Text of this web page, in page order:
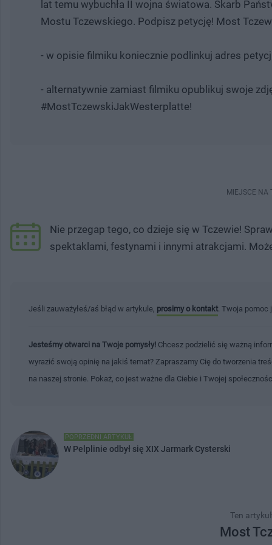
lat temu wybuchła II wojna światowa. Skarb
Mostu Tczewskiego. Podpisz petycję! Most
- w opisie filmiku koniecznie podlinkuj adres
- alternatywnie zamiast filmiku opublikuj swoje
#MostTczewskiJakWesterplatte!
MIEJSCE NA
Nie przegap tego, co dzieje się w Tczewie!
spektaklami, festynami i innymi atrakcjami.
Jeśli zauważyłeś/aś błąd w artykule, prosimy o kontakt . Twoja
Jesteśmy otwarci na Twoje pomysły! Chcesz podzielić się ważną
wyrazić swoją opinię na jakiś temat? Zapraszamy Cię do tworzenia
na naszej stronie. Pokaż, co jest ważne dla Ciebie i Twojej
POPRZEDNI ARTYKUŁ
W Pelplinie odbył się XIX Jarmark Cysterski
Ten
Most